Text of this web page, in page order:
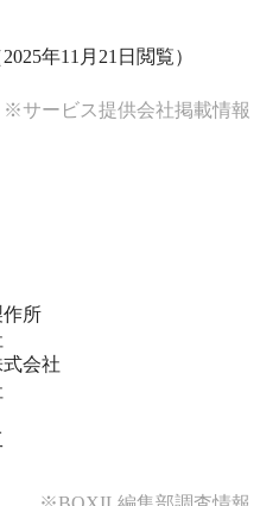
年11月21日閲覧）
※サービス提供会社掲載情報
所
会社